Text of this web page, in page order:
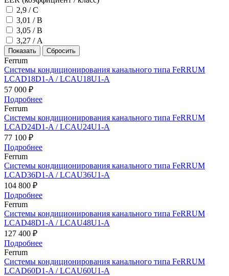
2,9 / С
3,01 / В
3,05 / В
3,27 / А
Ferrum
Системы кондиционирования канального типа FeRRUM
LCAD18D1-A / LCAU18U1-A
57 000 ₽
Подробнее
Ferrum
Системы кондиционирования канального типа FeRRUM
LCAD24D1-A / LCAU24U1-A
77 100 ₽
Подробнее
Ferrum
Системы кондиционирования канального типа FeRRUM
LCAD36D1-A / LCAU36U1-A
104 800 ₽
Подробнее
Ferrum
Системы кондиционирования канального типа FeRRUM
LCAD48D1-A / LCAU48U1-A
127 400 ₽
Подробнее
Ferrum
Системы кондиционирования канального типа FeRRUM
LCAD60D1-A / LCAU60U1-A